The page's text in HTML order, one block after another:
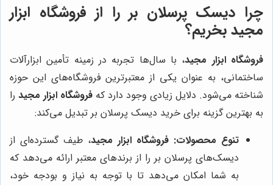
چرا دیسک پرسلان بر را از فروشگاه ابزار
مجید بخریم؟
فروشگاه ابزار مجید، با سال‌ها تجربه در زمینه تأمین ابزارآلات
ساختمانی، به عنوان یکی از معتبرترین فروشگاه‌های این حوزه
شناخته می‌شود. دلایل زیادی وجود دارد که فروشگاه ابزار مجید را
به بهترین گزینه برای خرید دیسک پرسلان بر تبدیل می‌کند:
تنوع محصولات: فروشگاه ابزار مجید، طیف گسترده‌ای از
دیسک‌های پرسلان بر را از برندهای معتبر ارائه می‌دهد که
به شما امکان می‌دهد تا با توجه به نیاز و بودجه خود،